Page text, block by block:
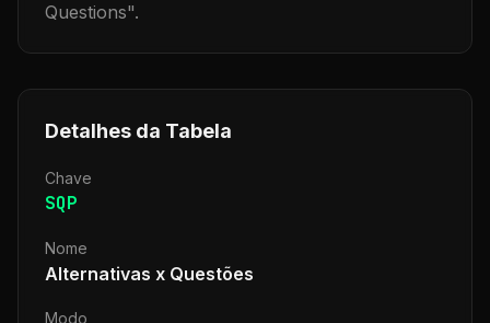
Questions".
Detalhes da Tabela
Chave
SQP
Nome
Alternativas x Questões
Modo